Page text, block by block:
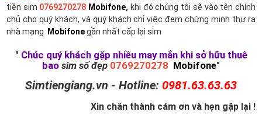
tiền sim 0769270278 Mobifone, khi đó chúng tôi sẽ vào tên chính
chủ cho quý khách, và quý khách chỉ việc đem chứng minh thư ra
nhà mạng
Mobifonegần nhất cấp lại sim
" Chúc quý khách gặp nhiều may mắn khi sở hữu thuê
bao sim số đẹp 0769270278 Mobifone"
Simtiengiang.vn - Hotline: 0981.63.63.63
Xin chân thành cám ơn và hẹn gặp lại !